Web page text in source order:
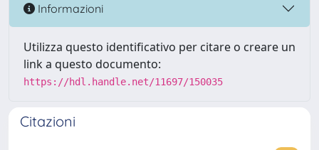
Informazioni
Utilizza questo identificativo per citare o creare un
link a questo documento:
https://hdl.handle.net/11697/150035
Citazioni